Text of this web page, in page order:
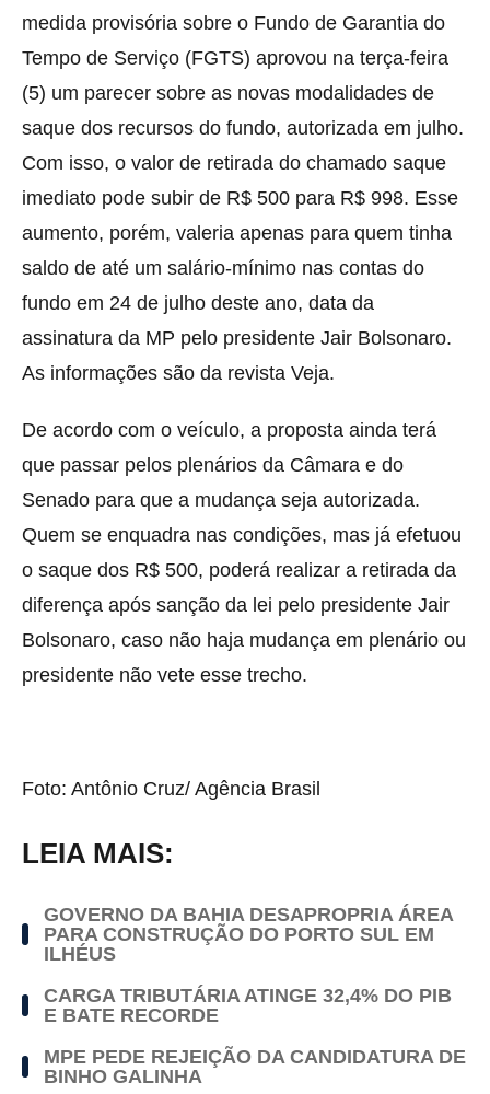
medida provisória sobre o Fundo de Garantia do
Tempo de Serviço (FGTS) aprovou na terça-feira
(5) um parecer sobre as novas modalidades de
saque dos recursos do fundo, autorizada em julho.
Com isso, o valor de retirada do chamado saque
imediato pode subir de R$ 500 para R$ 998. Esse
aumento, porém, valeria apenas para quem tinha
saldo de até um salário-mínimo nas contas do
fundo em 24 de julho deste ano, data da
assinatura da MP pelo presidente Jair Bolsonaro.
As informações são da revista Veja.
De acordo com o veículo, a proposta ainda terá
que passar pelos plenários da Câmara e do
Senado para que a mudança seja autorizada.
Quem se enquadra nas condições, mas já efetuou
o saque dos R$ 500, poderá realizar a retirada da
diferença após sanção da lei pelo presidente Jair
Bolsonaro, caso não haja mudança em plenário ou
presidente não vete esse trecho.
Foto: Antônio Cruz/ Agência Brasil
LEIA MAIS:
GOVERNO DA BAHIA DESAPROPRIA ÁREA
PARA CONSTRUÇÃO DO PORTO SUL EM
ILHÉUS
CARGA TRIBUTÁRIA ATINGE 32,4% DO PIB
E BATE RECORDE
MPE PEDE REJEIÇÃO DA CANDIDATURA DE
BINHO GALINHA